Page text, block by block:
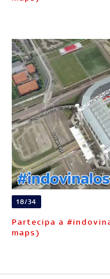
18/34
Partecipa a #indovinalostadio (immagine da google
maps)